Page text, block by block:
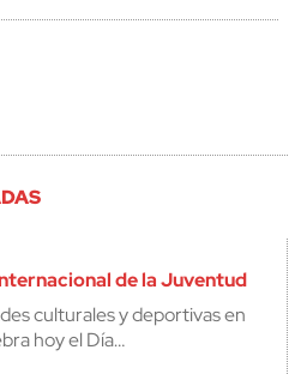
de la Juventud
culturales y deportivas en
hoy el Día…